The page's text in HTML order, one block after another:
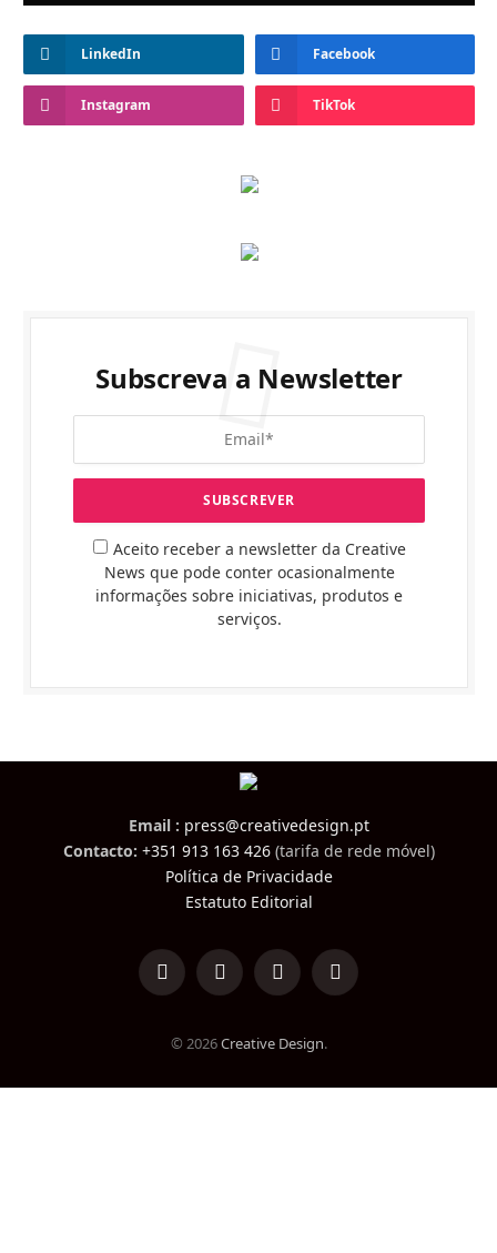
LinkedIn Facebook
Instagram TikTok
Subscreva a Newsletter
Aceito receber a newsletter da Creative
News que pode conter ocasionalmente
informações sobre iniciativas, produtos e
serviços.
Email : press@creativedesign.pt
Contacto: +351 913 163 426(tarifa de rede móvel)
Política de Privacidade
Estatuto Editorial
LinkedInFacebookInstagramTikTok
© 2026Creative Design.